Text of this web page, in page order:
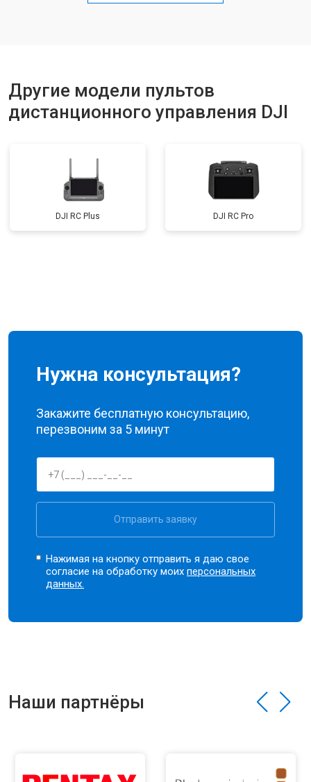
Другие модели пультов
дистанционного управления DJI
DJI RC Plus DJI RC Pro
Нужна консультация?
Закажите бесплатную консультацию,
перезвоним за 5 минут
Отправить заявку
Нажимая на кнопку отправить я даю свое
согласие на обработку моихперсональных
данных.
Наши партнёры